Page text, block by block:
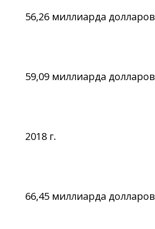
56,26 миллиарда долларов
59,09 миллиарда долларов
2018 г.
66,45 миллиарда долларов